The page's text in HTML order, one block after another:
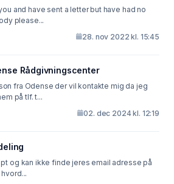
and have sent a letter but have had no
please...
28. nov 2022 kl. 15:45
Rådgivningscenter
fra Odense der vil kontakte mig da jeg
på tlf. t...
02. dec 2024 kl. 12:19
og kan ikke finde jeres email adresse på